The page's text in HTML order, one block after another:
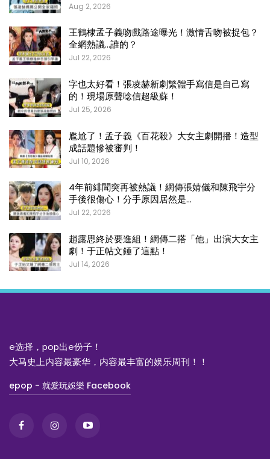
Aug 2, 2026
王鶴棣孟子義吻戲路途曝光！激情舌吻被捉包？
全網熱議…誰的？
Jul 22, 2026
字也太好看！張凌赫新劇繁體手寫信是自己寫
的！現場原聲唸信超級蘇！
Jul 25, 2026
尷尬了！孟子義《百花殺》大女主劇開播！造型
成話題慘被審判！
Jul 10, 2026
4年前緋聞突再被熱議！網傳張婧儀和陳飛宇分
手後很傷心！分手原因居然是…
Jul 22, 2026
趙露思終於要進組！網傳二搭「他」出演大女主
劇！于正帖文錘了這點！
Jul 14, 2026
e选择，pop出e份子！
大马史上内容最豪华，内容最丰富的娱乐周刊！！
epop - 就愛玩娛樂 Facebook